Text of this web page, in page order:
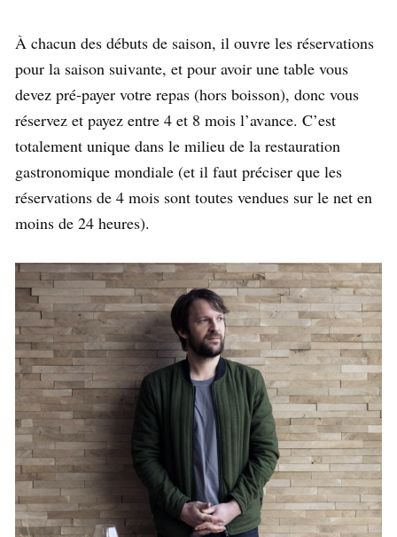
À chacun des débuts de saison, il ouvre les réservations
pour la saison suivante, et pour avoir une table vous
devez pré-payer votre repas (hors boisson), donc vous
réservez et payez entre 4 et 8 mois l’avance. C’est
totalement unique dans le milieu de la restauration
gastronomique mondiale (et il faut préciser que les
réservations de 4 mois sont toutes vendues sur le net en
moins de 24 heures).